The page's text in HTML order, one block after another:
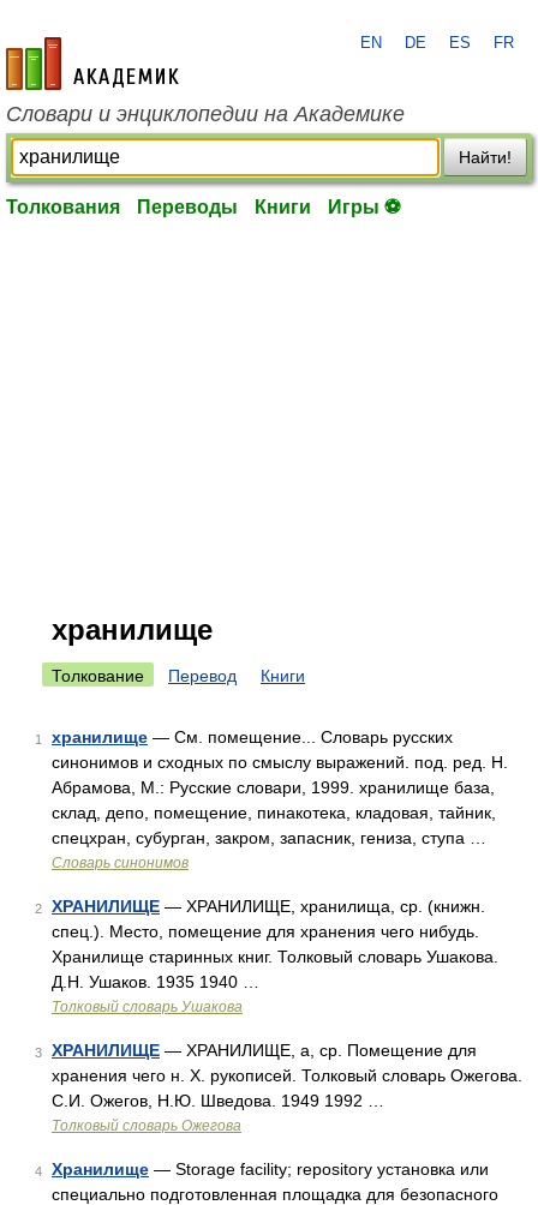
academic.ru
EN DE ES FR
Словари и энциклопедии на Академике
Найти!
Толкования Переводы Книги Игры ⚽
хранилище
Толкование Перевод Книги
1 хранилище — См. помещение... Словарь русских
синонимов и сходных по смыслу выражений. под. ред. Н.
Абрамова, М.: Русские словари, 1999. хранилище база,
склад, депо, помещение, пинакотека, кладовая, тайник,
спецхран, субурган, закром, запасник, гениза, ступа …
Словарь синонимов
2 ХРАНИЛИЩЕ — ХРАНИЛИЩЕ, хранилища, ср. (книжн.
спец.). Место, помещение для хранения чего нибудь.
Хранилище старинных книг. Толковый словарь Ушакова.
Д.Н. Ушаков. 1935 1940 …
Толковый словарь Ушакова
3 ХРАНИЛИЩЕ — ХРАНИЛИЩЕ, а, ср. Помещение для
хранения чего н. Х. рукописей. Толковый словарь Ожегова.
С.И. Ожегов, Н.Ю. Шведова. 1949 1992 …
Толковый словарь Ожегова
4 Хранилище — Storage facility; repository установка или
специально подготовленная площадка для безопасного